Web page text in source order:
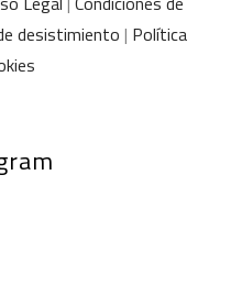
desistimiento | Política